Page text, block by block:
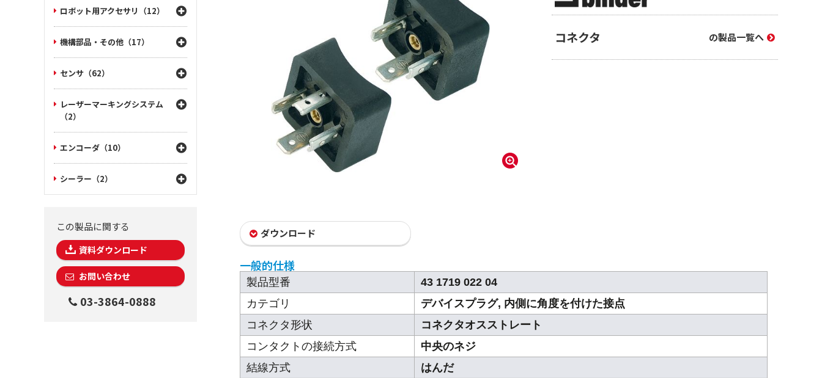
コネクタ の製品一覧へ
ダウンロード
一般的仕様
製品型番
43 1719 022 04
カテゴリ
デバイスプラグ, 内側に角度を付けた接点
コネクタ形状
コネクタオスストレート
コンタクトの接続方式
中央のネジ
結線方式
はんだ
ロボット用アクセサリ（12）
機構部品・その他（17）
センサ（62）
レーザーマーキングシステム
（2）
エンコーダ（10）
シーラー（2）
この製品に関する
資料ダウンロード
お問い合わせ
03-3864-0888